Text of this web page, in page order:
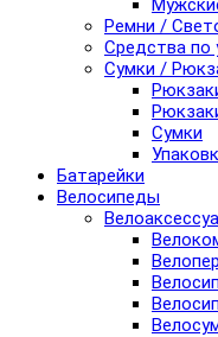
Ремни /
Средства по
Сумки /
Сумки
Батарейки
Велосипеды